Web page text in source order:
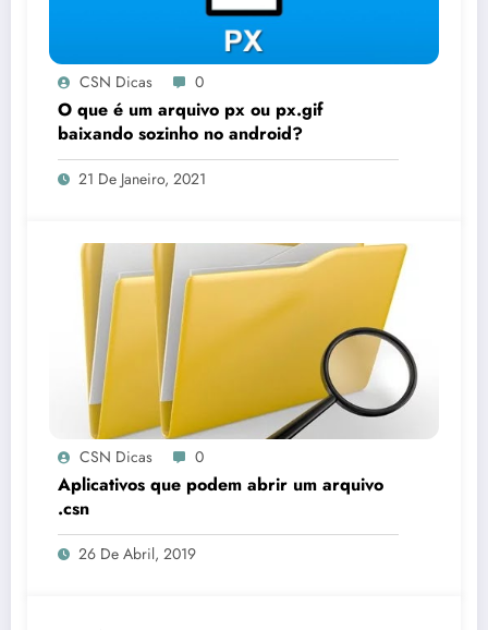
CSN Dicas 0
O que é um arquivo px ou px.gif
baixando sozinho no android?
21 De Janeiro, 2021
CSN Dicas 0
Aplicativos que podem abrir um arquivo
.csn
26 De Abril, 2019